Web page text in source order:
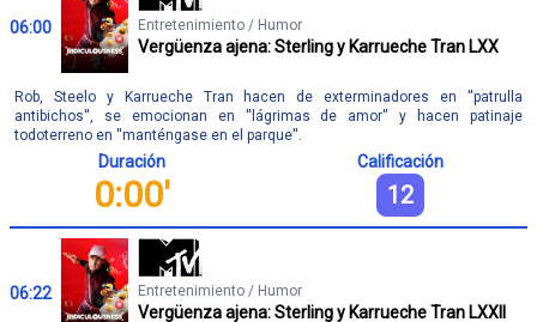
06:00 Entretenimiento / Humor
Vergüenza ajena: Sterling y Karrueche Tran LXX
Rob, Steelo y Karrueche Tran hacen de exterminadores en ''patrulla
antibichos'', se emocionan en ''lágrimas de amor'' y hacen patinaje
todoterreno en ''manténgase en el parque''.
Duración
0:00'
Calificación
12
06:22 Entretenimiento / Humor
Vergüenza ajena: Sterling y Karrueche Tran LXXII